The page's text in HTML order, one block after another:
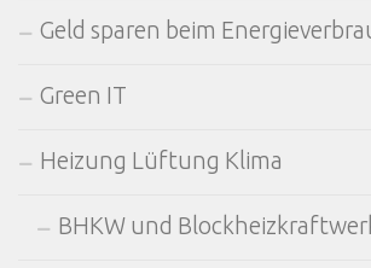
Geld sparen beim
Green IT
Heizung Lüftung Klima
BHKW und